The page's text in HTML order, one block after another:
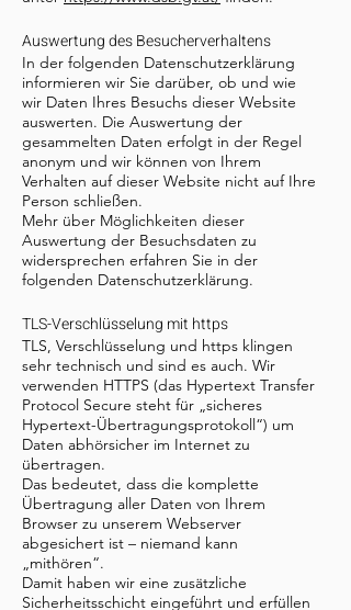
Auswertung des Besucherverhaltens
In der folgenden Datenschutzerklärung
informieren wir Sie darüber, ob und wie
wir Daten Ihres Besuchs dieser Website
auswerten. Die Auswertung der
gesammelten Daten erfolgt in der Regel
anonym und wir können von Ihrem
Verhalten auf dieser Website nicht auf Ihre
Person schließen.
Mehr über Möglichkeiten dieser
Auswertung der Besuchsdaten zu
widersprechen erfahren Sie in der
folgenden Datenschutzerklärung.
TLS-Verschlüsselung mit https
TLS, Verschlüsselung und https klingen
sehr technisch und sind es auch. Wir
verwenden HTTPS (das Hypertext Transfer
Protocol Secure steht für „sicheres
Hypertext-Übertragungsprotokoll“) um
Daten abhörsicher im Internet zu
übertragen.
Das bedeutet, dass die komplette
Übertragung aller Daten von Ihrem
Browser zu unserem Webserver
abgesichert ist – niemand kann
„mithören“.
Damit haben wir eine zusätzliche
Sicherheitsschicht eingeführt und erfüllen